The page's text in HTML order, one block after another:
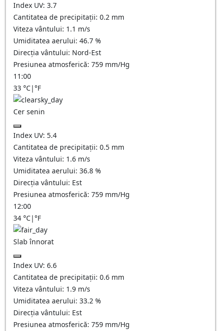
Index UV: 3.7
Cantitatea de precipitații: 0.2 mm
Viteza vântului: 1.1 m/s
Umiditatea aerului: 46.7 %
Direcția vântului: Nord-Est
Presiunea atmosferică: 759 mm/Hg
11:00
33 °C|°F
Cer senin
Index UV: 5.4
Cantitatea de precipitații: 0.5 mm
Viteza vântului: 1.6 m/s
Umiditatea aerului: 36.8 %
Direcția vântului: Est
Presiunea atmosferică: 759 mm/Hg
12:00
34 °C|°F
Slab înnorat
Index UV: 6.6
Cantitatea de precipitații: 0.6 mm
Viteza vântului: 1.9 m/s
Umiditatea aerului: 33.2 %
Direcția vântului: Est
Presiunea atmosferică: 759 mm/Hg